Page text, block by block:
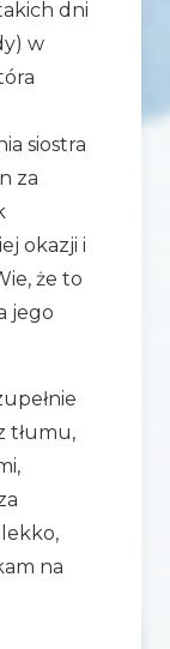
dni
w
siostra
za
okazji i
że to
jego
tłumu,
na